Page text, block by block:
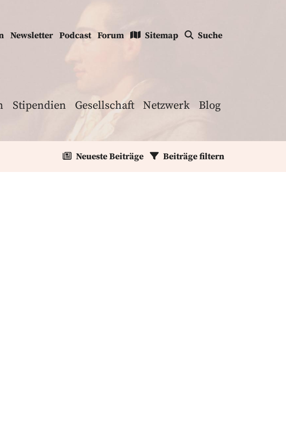
Newsletter Podcast Forum Sitemap Suche
Stipendien Gesellschaft Netzwerk Blog
Neueste Beiträge Beiträge filtern